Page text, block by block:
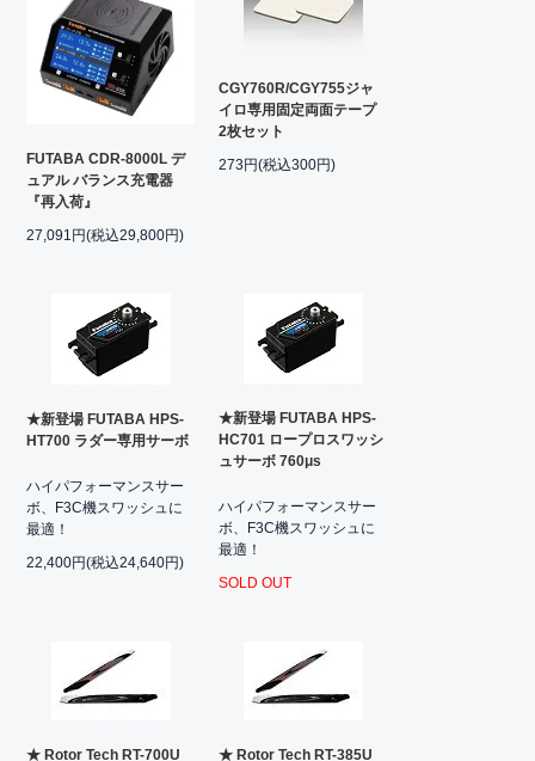
FUTABA CDR-8000L デ
ュアル バランス充電器
『再入荷』
27,091円(税込29,800円)
CGY760R/CGY755ジャ
イロ専用固定両面テープ
2枚セット
273円(税込300円)
★新登場 FUTABA HPS-
HT700 ラダー専用サーボ
ハイパフォーマンスサー
ボ、F3C機スワッシュに
最適！
22,400円(税込24,640円)
★新登場 FUTABA HPS-
HC701 ロープロスワッシ
ュサーボ 760μs
ハイパフォーマンスサー
ボ、F3C機スワッシュに
最適！
SOLD OUT
★ Rotor Tech RT-700U
★ Rotor Tech RT-385U